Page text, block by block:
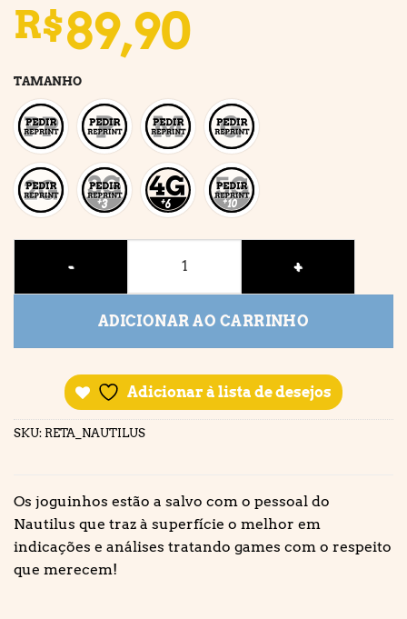
R$89,90
TAMANHO
ADICIONAR AO CARRINHO
Adicionar à lista de desejos
SKU: RETA_NAUTILUS
Os joguinhos estão a salvo com o pessoal do
Nautilus que traz à superfície o melhor em
indicações e análises tratando games com o respeito
que merecem!